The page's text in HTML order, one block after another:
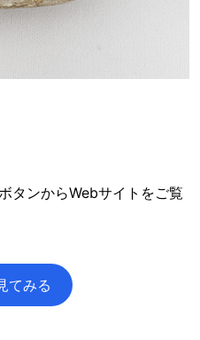
タンからWebサイトをご覧
てみる